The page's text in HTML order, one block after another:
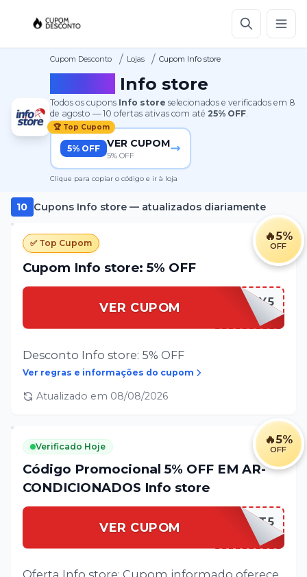
Cupom Desconto / Lojas / Cupom Info store
Info store
Todos os cupons Info store selecionados e verificados em 8
de agosto —10 ofertas ativas com até 25% OFF.
🏆 Top Cupom
5% OFF VER CUPOM
5% OFF
Clique para copiar o código e ir à loja
10 Cupons Info store— atualizados diariamente
🔥5%
OFF
✅ Top Cupom
Cupom Info store: 5% OFF
VER CUPOM PAY5
Desconto Info store: 5% OFF
Ver regras e informações do cupom
Atualizado em 08/08/2026
🔥5%
OFF
Verificado Hoje
Código Promocional 5% OFF EM AR-
CONDICIONADOS Info store
VER CUPOM SPLIT5